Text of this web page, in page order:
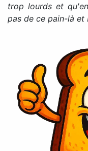
trop lourds et
pas de ce pain-là